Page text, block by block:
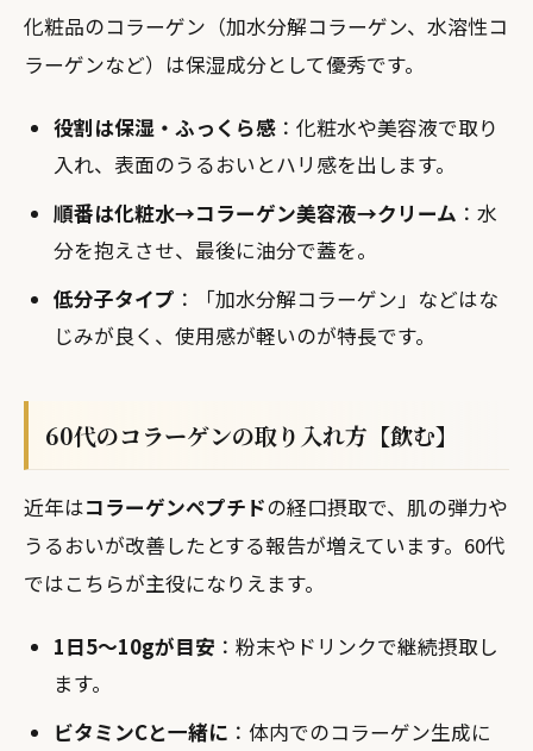
化粧品のコラーゲン（加水分解コラーゲン、水溶性コ
ラーゲンなど）は保湿成分として優秀です。
役割は保湿・ふっくら感 ：化粧水や美容液で取り
入れ、表面のうるおいとハリ感を出します。
順番は化粧水→コラーゲン美容液→クリーム ：水
分を抱えさせ、最後に油分で蓋を。
低分子タイプ ：「加水分解コラーゲン」などはな
じみが良く、使用感が軽いのが特長です。
60代のコラーゲンの取り入れ方【飲む】
近年はコラーゲンペプチドの経口摂取で、肌の弾力や
うるおいが改善したとする報告が増えています。60代
ではこちらが主役になりえます。
1日5〜10gが目安 ：粉末やドリンクで継続摂取し
ます。
ビタミンCと一緒に ：体内でのコラーゲン生成に